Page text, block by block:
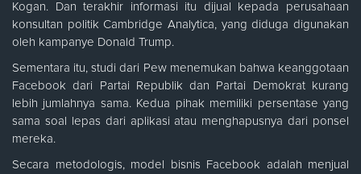
Kogan. Dan terakhir informasi itu dijual kepada perusahaan
konsultan politik Cambridge Analytica, yang diduga digunakan
oleh kampanye Donald Trump.
Sementara itu, studi dari Pew menemukan bahwa keanggotaan
Facebook dari Partai Republik dan Partai Demokrat kurang
lebih jumlahnya sama. Kedua pihak memiliki persentase yang
sama soal lepas dari aplikasi atau menghapusnya dari ponsel
mereka.
Secara metodologis, model bisnis Facebook adalah menjual